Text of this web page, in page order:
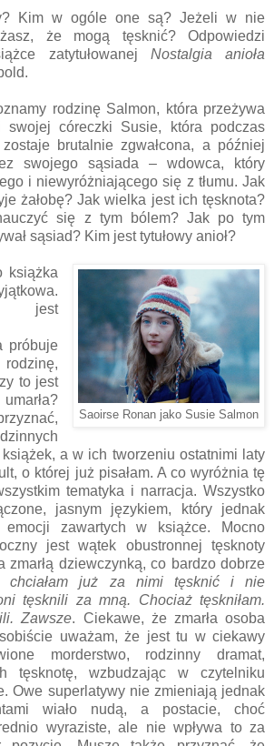
Kim w ogóle one są? Jeżeli w nie
że mogą tęsknić? Odpowiedzi
zatytułowanej Nostalgia anioła
rodzinę Salmon, która przeżywa
swojej córeczki Susie, która podczas
brutalnie zgwałcona, a później
swojego sąsiada – wdowca, który
i niewyróżniającego się z tłumu. Jak
żałobę? Jak wielka jest ich tęsknota?
się z tym bólem? Jak po tym
sąsiad? Kim jest tytułowy anioł?
Saoirse Ronan jako Susie Salmon
książka
jest
próbuje
to jest
a w ich tworzeniu ostatnimi laty
o której już pisałam. A co wyróżnia tę
tematyka i narracja. Wszystko
jasnym językiem, który jednak
emocji zawartych w książce. Mocno
jest wątek obustronnej tęsknoty
zmarłą dziewczynką, co bardzo dobrze
chciałam już za nimi tęsknić i nie
tęsknili za mną. Chociaż tęskniłam.
Zawsze. Ciekawe, że zmarła osoba
uważam, że jest tu w ciekawy
morderstwo, rodzinny dramat,
tęsknotę, wzbudzając w czytelniku
Owe superlatywy nie zmieniają jednak
wiało nudą, a postacie, choć
wyraziste, ale nie wpływa to za